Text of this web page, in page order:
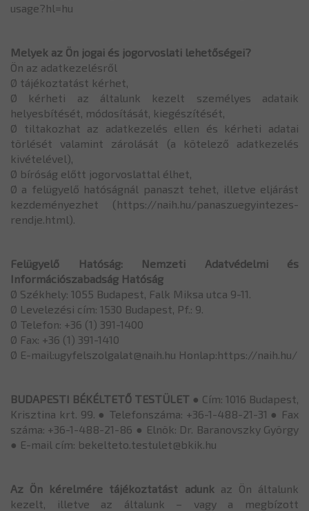
usage?hl=hu
Melyek az Ön jogai és jogorvoslati lehetőségei?
Ön az adatkezelésről
Ø tájékoztatást kérhet,
Ø kérheti az általunk kezelt személyes adataik
helyesbítését, módosítását, kiegészítését,
Ø tiltakozhat az adatkezelés ellen és kérheti adatai
törlését valamint zárolását (a kötelező adatkezelés
kivételével),
Ø bíróság előtt jogorvoslattal élhet,
Ø a felügyelő hatóságnál panaszt tehet, illetve eljárást
kezdeményezhet (https://naih.hu/panaszuegyintezes-
rendje.html).
Felügyelő Hatóság: Nemzeti Adatvédelmi és
Információszabadság Hatóság
Ø Székhely: 1055 Budapest, Falk Miksa utca 9-11.
Ø Levelezési cím: 1530 Budapest, Pf.: 9.
Ø Telefon: +36 (1) 391-1400
Ø Fax: +36 (1) 391-1410
Ø E-mail:ugyfelszolgalat@naih.hu Honlap:https://naih.hu/
BUDAPESTI BÉKÉLTETŐ TESTÜLET ● Cím: 1016 Budapest,
Krisztina krt. 99. ● Telefonszáma: +36-1-488-21-31 ● Fax
száma: +36-1-488-21-86 ● Elnök: Dr. Baranovszky György
● E-mail cím: bekelteto.testulet@bkik.hu
Az Ön kérelmére tájékoztatást adunk az Ön általunk
kezelt, illetve az általunk – vagy a megbízott